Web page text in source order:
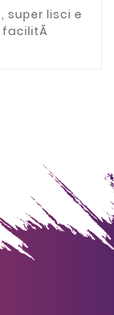
lisci e
facilitÃ